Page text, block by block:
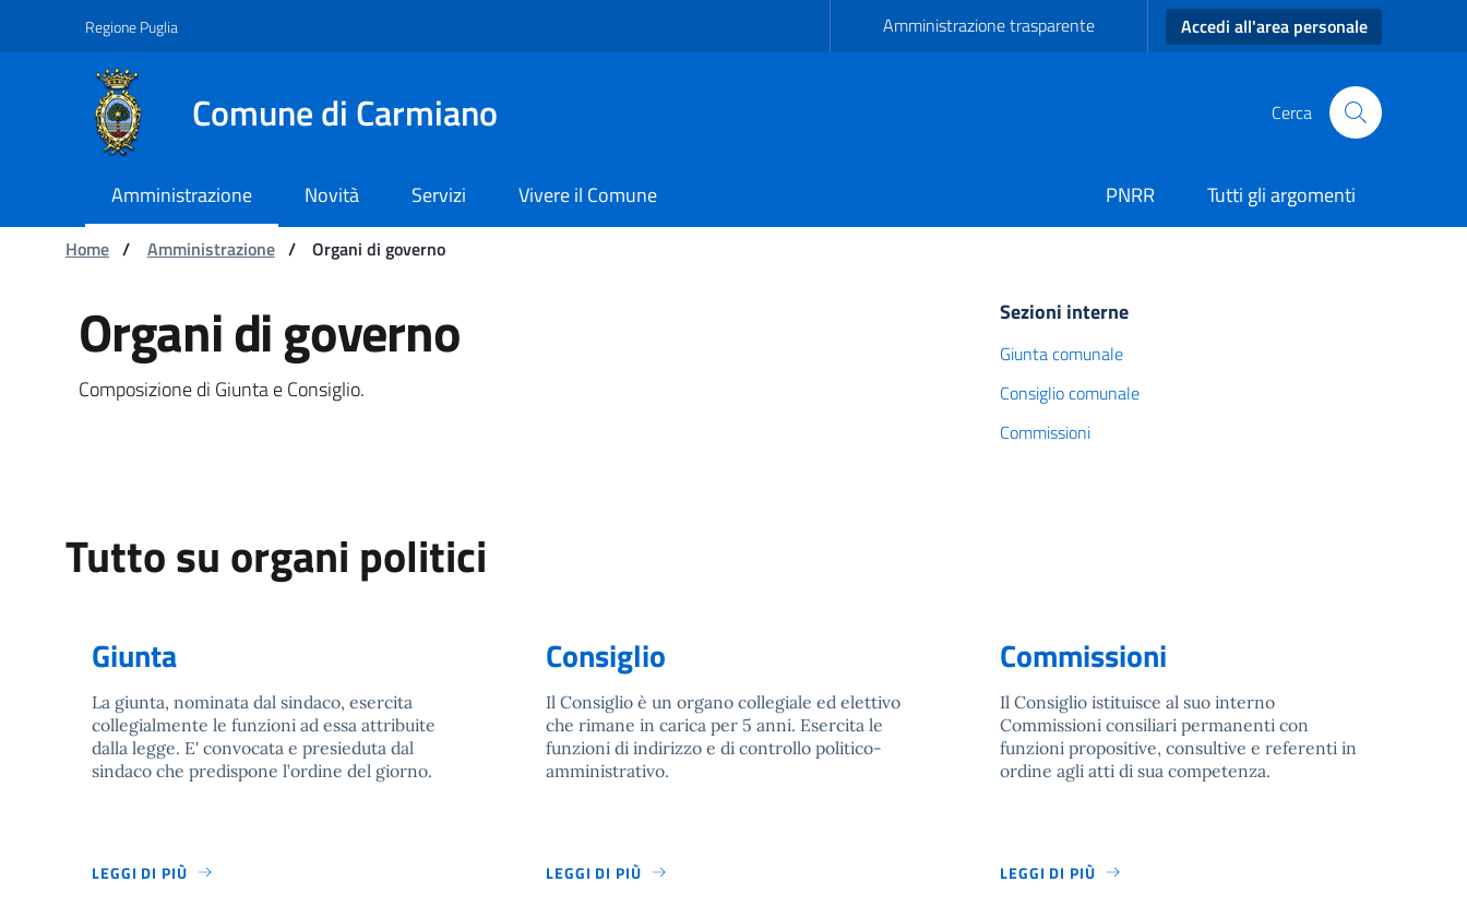
Navigazione
Salta al contenuto
Regione Puglia Amministrazione trasparente Accedi all'area personale
Comune di Carmiano Cerca
Amministrazione Novità Servizi Vivere il Comune PNRR
Tutti gli argomenti
Ti trovi in:
Home / Amministrazione / Organi di governo
Organi di governo - Comune di Carmiano
Organi di governo
Composizione di Giunta e Consiglio.
Sezioni interne
Giunta comunale
Consiglio comunale
Commissioni
Tutto su organi politici
Giunta
La giunta, nominata dal sindaco, esercita
collegialmente le funzioni ad essa attribuite
dalla legge. E' convocata e presieduta dal
sindaco che predispone l’ordine del giorno.
LEGGI DI PIÙ
Consiglio
Il Consiglio è un organo collegiale ed elettivo
che rimane in carica per 5 anni. Esercita le
funzioni di indirizzo e di controllo politico-
amministrativo.
LEGGI DI PIÙ
Commissioni
Il Consiglio istituisce al suo interno
Commissioni consiliari permanenti con
funzioni propositive, consultive e referenti in
ordine agli atti di sua competenza.
LEGGI DI PIÙ